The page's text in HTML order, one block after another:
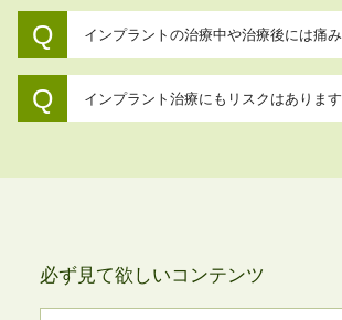
インプラントの治療中や治療後には痛
インプラント治療にもリスクはありま
必ず見て欲しいコンテンツ